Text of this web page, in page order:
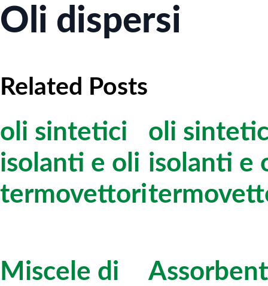
Oli dispersi
Related Posts
oli sintetici
isolanti e oli
termovettori
oli
isolanti e
Miscele di